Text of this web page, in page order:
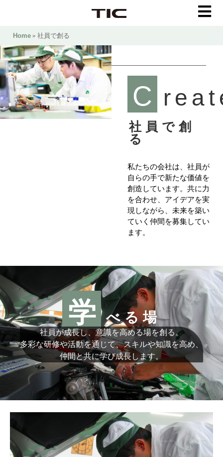
Home » 社員で創る
C
社員で創
る
私たちの会社は、社員が
自らの手で新たな価値を
創造しています。共に力
を合わせ、アイデアを実
現しながら、未来を築い
ていく仲間を募集してい
ます。
学 べる場
社員が成長し、意識を高める場を創る。
多彩な研修や活動を通じて、スキルや知識を高め、
仲間と共に学び成長します。